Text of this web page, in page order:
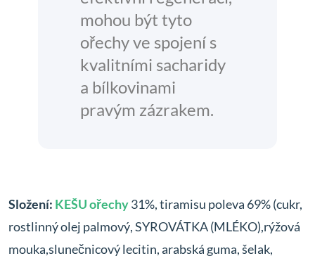
mohou být tyto
ořechy ve spojení s
kvalitními sacharidy
a bílkovinami
pravým zázrakem.
Složení: KEŠU ořechy31%, tiramisu poleva 69% (cukr,
rostlinný olej palmový, SYROVÁTKA (MLÉKO),rýžová
mouka,slunečnicový lecitin, arabská guma, šelak,